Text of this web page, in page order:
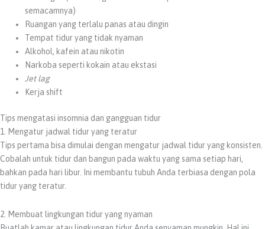
semacamnya)
Ruangan yang terlalu panas atau dingin
Tempat tidur yang tidak nyaman
Alkohol, kafein atau nikotin
Narkoba seperti kokain atau ekstasi
Jet lag
Kerja shift
Tips mengatasi insomnia dan gangguan tidur
1. Mengatur jadwal tidur yang teratur
Tips pertama bisa dimulai dengan mengatur jadwal tidur yang konsisten.
Cobalah untuk tidur dan bangun pada waktu yang sama setiap hari,
bahkan pada hari libur. Ini membantu tubuh Anda terbiasa dengan pola
tidur yang teratur.
2. Membuat lingkungan tidur yang nyaman